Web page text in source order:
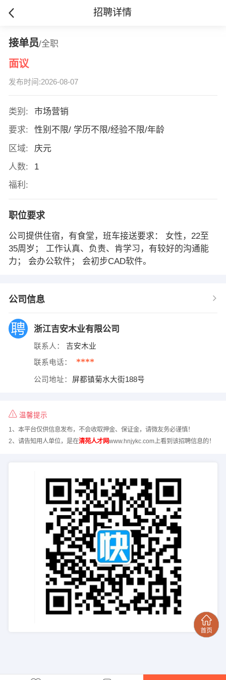
招聘详情
接单员/全职
面议
发布时间:2026-08-07
类别:
市场营销
要求:
性别不限/ 学历不限/经验不限/年龄
区域:
庆元
人数:
1
福利:
职位要求
公司提供住宿，有食堂，班车接送要求： 女性，22至
35周岁； 工作认真、负责、肯学习，有较好的沟通能
力； 会办公软件； 会初步CAD软件。
公司信息
浙江吉安木业有限公司
联系人： 吉安木业
联系电话： ****
公司地址： 屏都镇菊水大街188号
温馨提示
1、本平台仅供信息发布，不会收取押金、保证金，请微友务必谨慎！
2、请告知用人单位，是在清苑人才网www.hnjykc.com上看到该招聘信息的！